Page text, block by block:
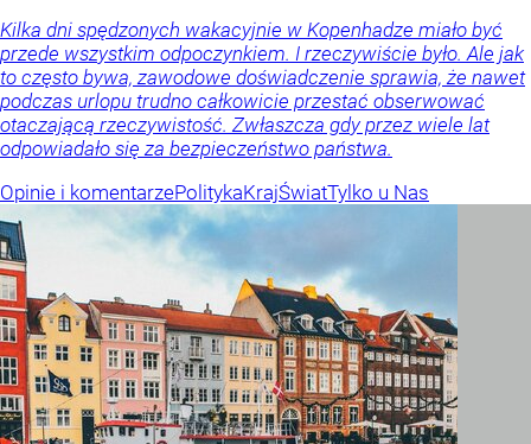
Kilka dni spędzonych wakacyjnie w Kopenhadze miało być
przede wszystkim odpoczynkiem. I rzeczywiście było. Ale jak
to często bywa, zawodowe doświadczenie sprawia, że nawet
podczas urlopu trudno całkowicie przestać obserwować
otaczającą rzeczywistość. Zwłaszcza gdy przez wiele lat
odpowiadało się za bezpieczeństwo państwa.
Opinie i komentarzePolitykaKrajŚwiatTylko u Nas